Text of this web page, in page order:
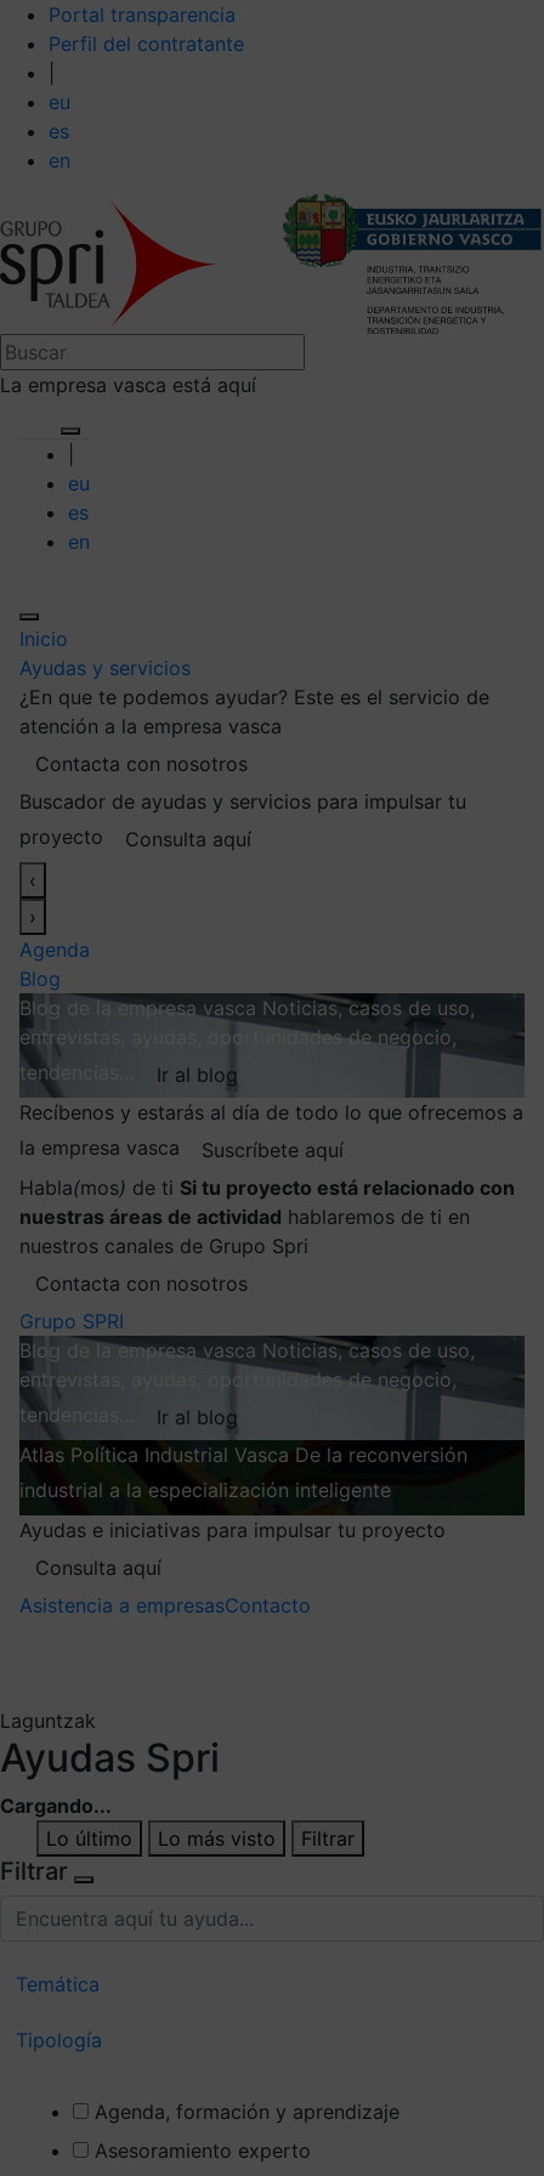
Portal transparencia
Perfil del contratante
eu
es
en
La empresa vasca está aquí
eu
es
en
Inicio
Ayudas y servicios
¿En que te podemos ayudar? Este es el servicio de
atención a la empresa vasca
Contacta con nosotros
Buscador de ayudas y servicios para impulsar tu
proyecto
Consulta aquí
‹
›
Agenda
Blog
Blog de la empresa vasca Noticias, casos de uso,
entrevistas, ayudas, oportunidades de negocio,
tendencias…
Ir al blog
Recíbenos y estarás al día de todo lo que ofrecemos a
la empresa vasca
Suscríbete aquí
Habla(mos) de ti Si tu proyecto está relacionado con
nuestras áreas de actividad hablaremos de ti en
nuestros canales de Grupo Spri
Contacta con nosotros
Grupo SPRI
Blog de la empresa vasca Noticias, casos de uso,
entrevistas, ayudas, oportunidades de negocio,
tendencias…
Ir al blog
Atlas Política Industrial Vasca De la reconversión
industrial a la especialización inteligente
Ayudas e iniciativas para impulsar tu proyecto
Consulta aquí
Asistencia a empresasContacto
Laguntzak
Ayudas Spri
Cargando...
Lo último
Lo más visto Filtrar
Filtrar
Temática
Tipología
Agenda, formación y aprendizaje
Asesoramiento experto